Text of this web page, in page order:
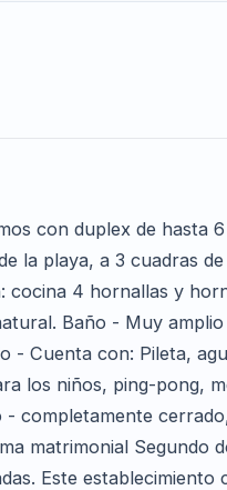
con duplex de hasta
la playa, a 3 cuadras
cocina 4 hornallas y
Baño - Muy
- Cuenta con: Pileta,
los niños, ping-pong,
- completamente
matrimonial Segundo
Este establecimiento